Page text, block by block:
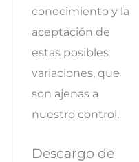
conocimiento y la
aceptación de
estas posibles
variaciones, que
son ajenas a
nuestro control.
Descargo de